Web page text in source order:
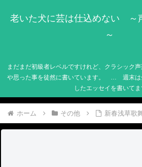
老いた犬に芸は仕込めない ～
～
まだまだ初級者レベルですけれど、クラシック
や思った事を徒然に書いています。 … 週末は
したエッセイを書いてま
ホーム その他 新春浅草歌